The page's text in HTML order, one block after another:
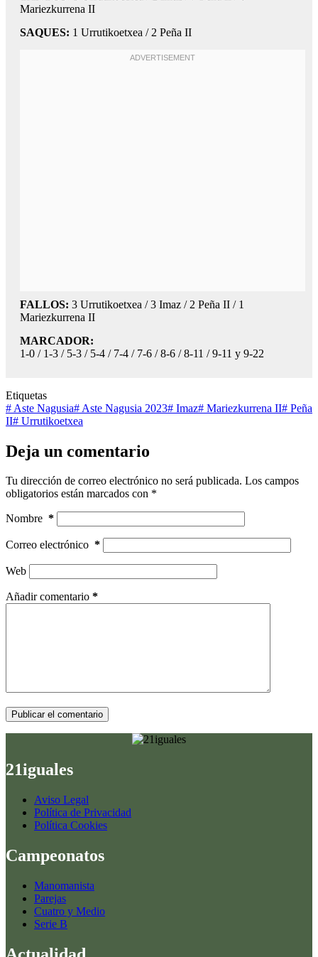
Mariezkurrena II
SAQUES: 1 Urrutikoetxea / 2 Peña II
FALLOS: 3 Urrutikoetxea / 3 Imaz / 2 Peña II / 1
Mariezkurrena II
MARCADOR:
1-0 / 1-3 / 5-3 / 5-4 / 7-4 / 7-6 / 8-6 / 8-11 / 9-11 y 9-22
Etiquetas
# Aste Nagusia# Aste Nagusia 2023# Imaz# Mariezkurrena II# Peña
II# Urrutikoetxea
Deja un comentario
Tu dirección de correo electrónico no será publicada. Los campos
obligatorios están marcados con *
Nombre *
Correo electrónico *
Web
Añadir comentario *
Publicar el comentario
21iguales
Aviso Legal
Política de Privacidad
Política Cookies
Campeonatos
Manomanista
Parejas
Cuatro y Medio
Serie B